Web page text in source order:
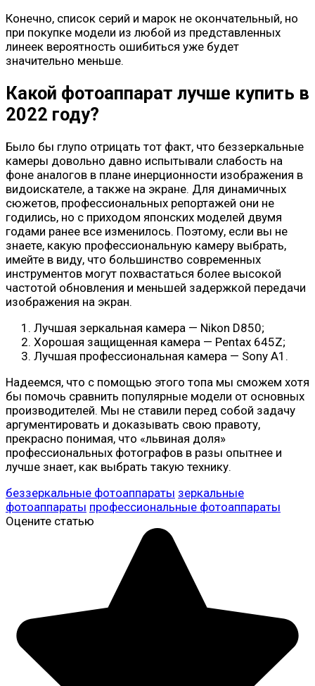
Конечно, список серий и марок не окончательный, но
при покупке модели из любой из представленных
линеек вероятность ошибиться уже будет
значительно меньше.
Какой фотоаппарат лучше купить в
2022 году?
Было бы глупо отрицать тот факт, что беззеркальные
камеры довольно давно испытывали слабость на
фоне аналогов в плане инерционности изображения в
видоискателе, а также на экране. Для динамичных
сюжетов, профессиональных репортажей они не
годились, но с приходом японских моделей двумя
годами ранее все изменилось. Поэтому, если вы не
знаете, какую профессиональную камеру выбрать,
имейте в виду, что большинство современных
инструментов могут похвастаться более высокой
частотой обновления и меньшей задержкой передачи
изображения на экран.
Лучшая зеркальная камера — Nikon D850;
Хорошая защищенная камера — Pentax 645Z;
Лучшая профессиональная камера — Sony A1.
Надеемся, что с помощью этого топа мы сможем хотя
бы помочь сравнить популярные модели от основных
производителей. Мы не ставили перед собой задачу
аргументировать и доказывать свою правоту,
прекрасно понимая, что «львиная доля»
профессиональных фотографов в разы опытнее и
лучше знает, как выбрать такую ​​технику.
беззеркальные фотоаппараты зеркальные
фотоаппараты профессиональные фотоаппараты
Оцените статью